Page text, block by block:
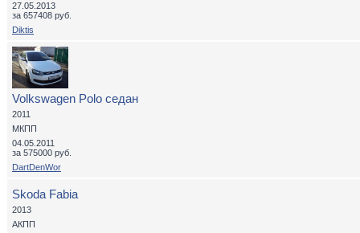
27.05.2013
за 657408 руб.
Diktis
Volkswagen Polo седан
2011
МКПП
04.05.2011
за 575000 руб.
DartDenWor
Skoda Fabia
2013
АКПП